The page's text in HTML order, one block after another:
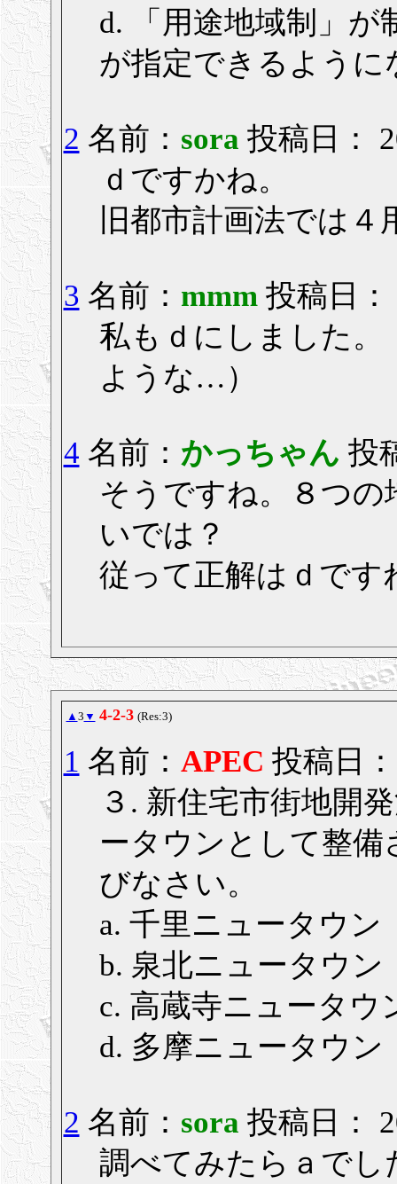
d. 「用途地域制」が
が指定できるように
2 名前： sora 投稿日：
ｄですかね。
旧都市計画法では
3 名前： mmm 投稿日：
私もｄにしました
ような…）
4 名前： かっちゃん 投
そうですね。８つの
いでは？
従って正解はｄです
▲ 3 ▼ 4-2-3 (Res:3)
1 名前： APEC 投稿日
３. 新住宅市街地開
ータウンとして整備
びなさい。
a. 千里ニュータウン
b. 泉北ニュータウン
c. 高蔵寺ニュータウ
d. 多摩ニュータウン
2 名前： sora 投稿日：
調べてみたらａでし